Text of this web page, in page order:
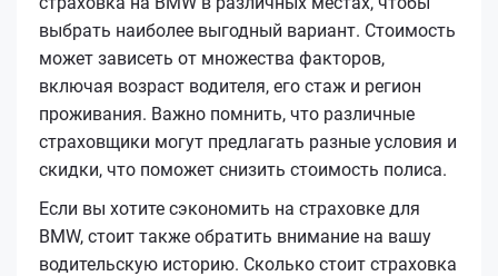
выбрать наиболее выгодный вариант. Стоимость
может зависеть от множества факторов,
включая возраст водителя, его стаж и регион
проживания. Важно помнить, что различные
страховщики могут предлагать разные условия и
скидки, что поможет снизить стоимость полиса.
Если вы хотите сэкономить на страховке для
BMW, стоит также обратить внимание на вашу
водительскую историю. Сколько стоит страховка